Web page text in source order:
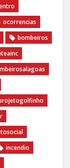
ocorrencias
bombeiros
incendio